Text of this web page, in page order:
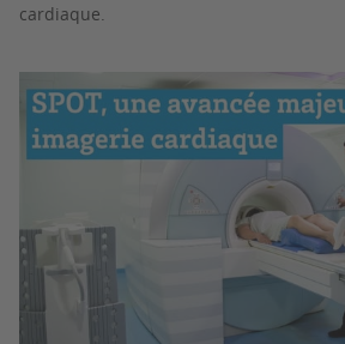
cardiaque.